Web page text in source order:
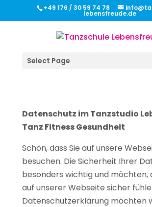
+49 176 / 30 59 74 78
lebensfreude.de
Select Page
Datenschutz im Tanzstudio
Tanz Fitness Gesundheit
Schön, dass Sie auf unsere
besuchen. Die Sicherheit Ihrer
besonders wichtig und möchten,
auf unserer Webseite sicher
Datenschutzerklärung möchten